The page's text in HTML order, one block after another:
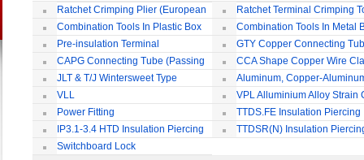
Ratchet Crimping Plier (European
Style)
Ratchet Terminal Crimping
Combination Tools In Plastic Box
Combination Tools In Metal
Pre-insulation Terminal
GTY Copper Connecting
CAPG Connecting Tube (Passing
Through)
CCA Shape Copper Wire
JLT & T/J Wintersweet Type
Copper Jointing Clamp
Aluminum, Copper-
Jointing Clamp
VLL
VPL Alluminium Alloy Strain
Insulating Cover
Power Fitting
TTDS.FE Insulation Piercing
Connector
IP3.1-3.4 HTD Insulation Piercing
Connector
TTDSR(N) Insulation
Switchboard Lock